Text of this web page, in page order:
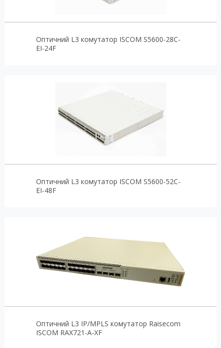
Оптичний L3 комутатор ISCOM S5600-28C-
EI-24F
Оптичний L3 комутатор ISCOM S5600-52C-
EI-48F
Оптичний L3 IP/MPLS комутатор Raisecom
ISCOM RAX721-A-XF